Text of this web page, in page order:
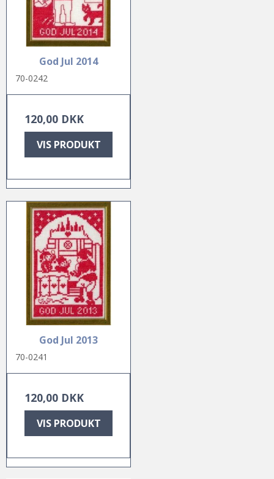
God Jul 2014
70-0242
120,00 DKK
VIS PRODUKT
God Jul 2013
70-0241
120,00 DKK
VIS PRODUKT